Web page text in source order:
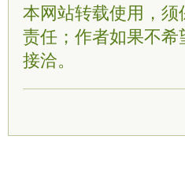
本网站转载使用，须
责任；作者如果不
接洽。